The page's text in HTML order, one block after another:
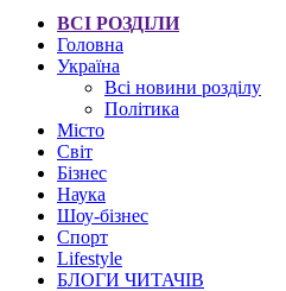
ВСІ РОЗДІЛИ
Головна
Україна
Всі новини розділу
Політика
Місто
Світ
Бізнес
Наука
Шоу-бізнес
Спорт
Lifestyle
БЛОГИ ЧИТАЧІВ